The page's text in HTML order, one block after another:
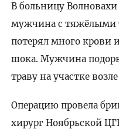
В больницу
мужчина с тяжёлыми
потерял много крови
шока. Мужчина
траву на участке
Операцию провела
хирург Ноябрьской